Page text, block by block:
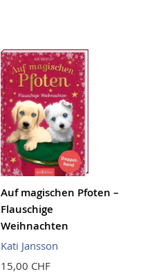
Auf magischen Pfoten –
Flauschige
Weihnachten
Kati Jansson
15,00 CHF